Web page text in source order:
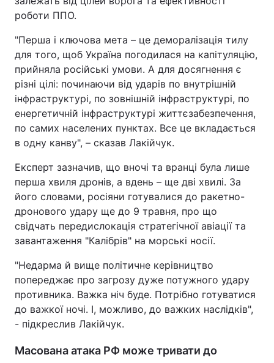
роботи ППО.
"Перша і ключова мета – це деморалізація тилу
для того, щоб Україна погодилася на капітуляцію,
прийняла російські умови. А для досягнення є
різні цілі: починаючи від ударів по внутрішній
інфраструктурі, по зовнішній інфраструктурі, по
енергетичній інфраструктурі життєзабезпечення,
по самих населених пунктах. Все це вкладається
в одну канву", – сказав Лакійчук.
Експерт зазначив, що вночі та вранці була лише
перша хвиля дронів, а вдень – ще дві хвилі. За
його словами, росіяни готувалися до ракетно-
дронового удару ще до 9 травня, про що
свідчать передислокація стратегічної авіації та
завантаження "Калібрів" на морські носії.
"Недарма й вище політичне керівництво
попереджає про загрозу дуже потужного удару
противника. Важка ніч буде. Потрібно готуватися
до важкої ночі. І, можливо, до важких наслідків",
- підкреслив Лакійчук.
Масована атака РФ може тривати до